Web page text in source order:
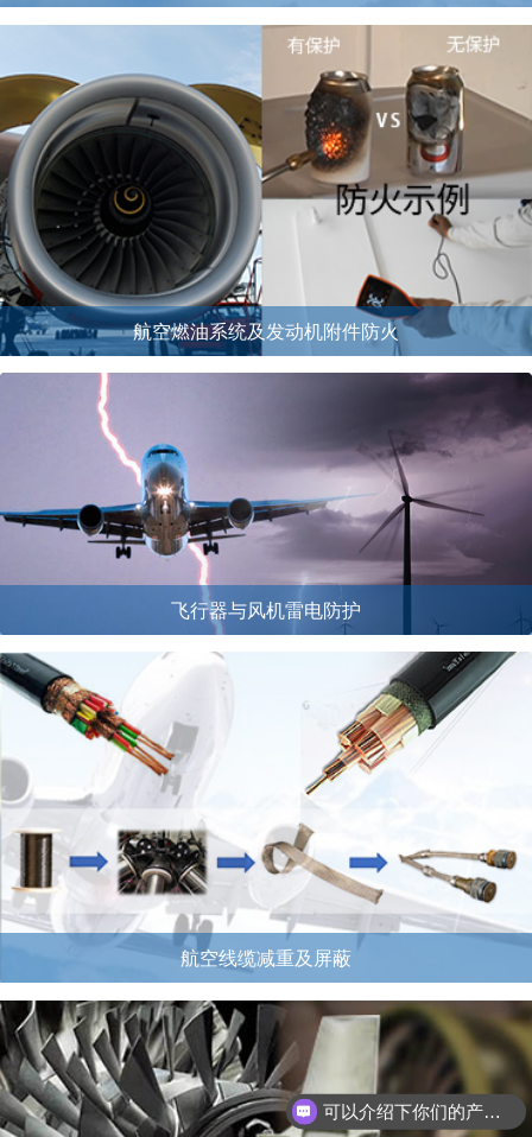
航空燃油系统及发动机附件防火
飞行器与风机雷电防护
航空线缆减重及屏蔽
可以介绍下你们的产品么？
如何购买产品？